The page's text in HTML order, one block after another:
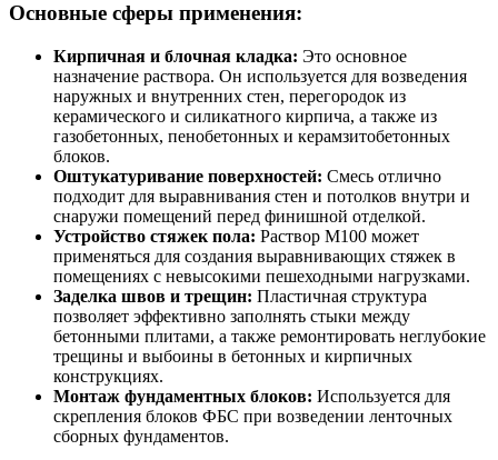
Основные сферы применения:
Кирпичная и блочная кладка: Это основное
назначение раствора. Он используется для возведения
наружных и внутренних стен, перегородок из
керамического и силикатного кирпича, а также из
газобетонных, пенобетонных и керамзитобетонных
блоков.
Оштукатуривание поверхностей: Смесь отлично
подходит для выравнивания стен и потолков внутри и
снаружи помещений перед финишной отделкой.
Устройство стяжек пола: Раствор М100 может
применяться для создания выравнивающих стяжек в
помещениях с невысокими пешеходными нагрузками.
Заделка швов и трещин: Пластичная структура
позволяет эффективно заполнять стыки между
бетонными плитами, а также ремонтировать неглубокие
трещины и выбоины в бетонных и кирпичных
конструкциях.
Монтаж фундаментных блоков: Используется для
скрепления блоков ФБС при возведении ленточных
сборных фундаментов.